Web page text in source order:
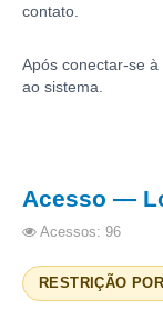
Comissão
Comissão
Comitê de
Servidores
Comitê de
contato.
Após conectar-se
ao sistema.
Acesso —
Acessos: 96
RESTRIÇÃO